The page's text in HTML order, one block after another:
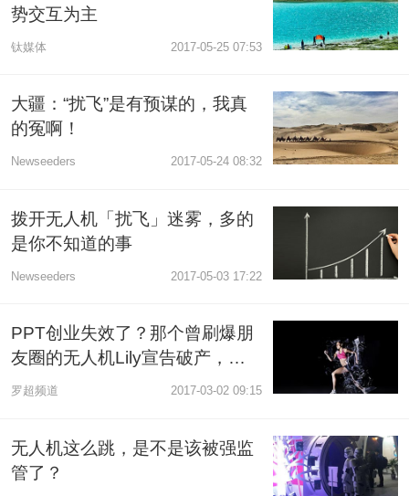
势交互为主
钛媒体 2017-05-25 07:53
大疆：“扰飞”是有预谋的，我真
的冤啊！
Newseeders 2017-05-24 08:32
拨开无人机「扰飞」迷雾，多的
是你不知道的事
Newseeders 2017-05-03 17:22
PPT创业失效了？那个曾刷爆朋
友圈的无人机Lily宣告破产，全
球6万众筹用户要哭了
罗超频道 2017-03-02 09:15
无人机这么跳，是不是该被强监
管了？